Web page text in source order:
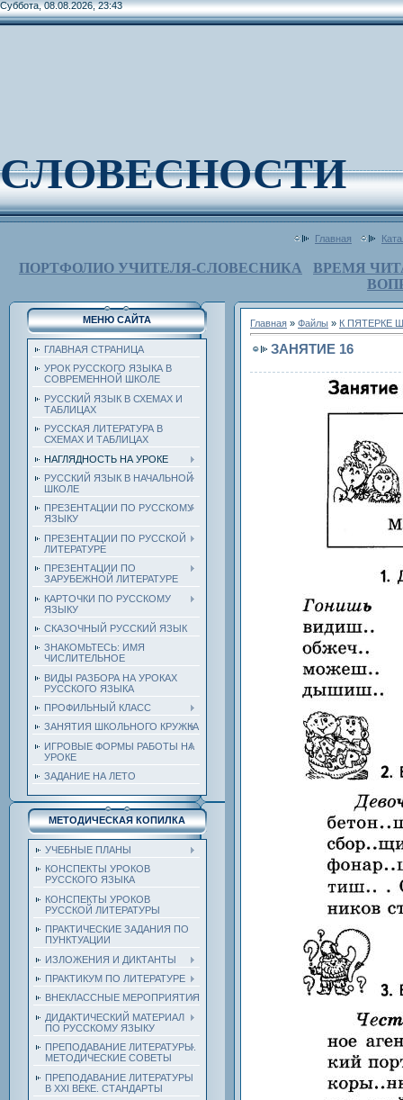
Суббота, 08.08.2026, 23:43
СЛОВЕСНОСТИ
Главная
ПОРТФОЛИО УЧИТЕЛЯ-СЛОВЕСНИКА
ВРЕМЯ
МЕНЮ САЙТА
ГЛАВНАЯ СТРАНИЦА
УРОК РУССКОГО ЯЗЫКА В
СОВРЕМЕННОЙ ШКОЛЕ
РУССКИЙ ЯЗЫК В СХЕМАХ И
ТАБЛИЦАХ
РУССКАЯ ЛИТЕРАТУРА В
СХЕМАХ И ТАБЛИЦАХ
НАГЛЯДНОСТЬ НА УРОКЕ
РУССКИЙ ЯЗЫК В НАЧАЛЬНОЙ
ШКОЛЕ
ПРЕЗЕНТАЦИИ ПО РУССКОМУ
ЯЗЫКУ
ПРЕЗЕНТАЦИИ ПО РУССКОЙ
ЛИТЕРАТУРЕ
ПРЕЗЕНТАЦИИ ПО
ЗАРУБЕЖНОЙ ЛИТЕРАТУРЕ
КАРТОЧКИ ПО РУССКОМУ
ЯЗЫКУ
СКАЗОЧНЫЙ РУССКИЙ ЯЗЫК
ЗНАКОМЬТЕСЬ: ИМЯ
ЧИСЛИТЕЛЬНОЕ
ВИДЫ РАЗБОРА НА УРОКАХ
РУССКОГО ЯЗЫКА
ПРОФИЛЬНЫЙ КЛАСС
ЗАНЯТИЯ ШКОЛЬНОГО КРУЖКА
ИГРОВЫЕ ФОРМЫ РАБОТЫ НА
УРОКЕ
ЗАДАНИЕ НА ЛЕТО
МЕТОДИЧЕСКАЯ КОПИЛКА
УЧЕБНЫЕ ПЛАНЫ
КОНСПЕКТЫ УРОКОВ
РУССКОГО ЯЗЫКА
КОНСПЕКТЫ УРОКОВ
РУССКОЙ ЛИТЕРАТУРЫ
ПРАКТИЧЕСКИЕ ЗАДАНИЯ ПО
ПУНКТУАЦИИ
ИЗЛОЖЕНИЯ И ДИКТАНТЫ
ПРАКТИКУМ ПО ЛИТЕРАТУРЕ
ВНЕКЛАССНЫЕ МЕРОПРИЯТИЯ
ДИДАКТИЧЕСКИЙ МАТЕРИАЛ
ПО РУССКОМУ ЯЗЫКУ
ПРЕПОДАВАНИЕ ЛИТЕРАТУРЫ.
МЕТОДИЧЕСКИЕ СОВЕТЫ
ПРЕПОДАВАНИЕ ЛИТЕРАТУРЫ
В XXI ВЕКЕ. СТАНДАРТЫ
Главная » Файлы » К ПЯТЕРКЕ
ЗАНЯТИЕ 16